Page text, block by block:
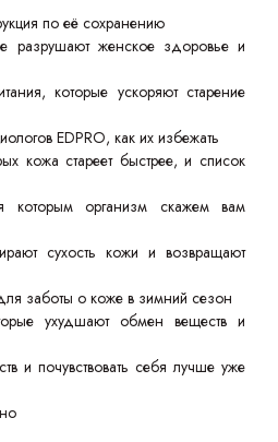
по её сохранению
разрушают женское здоровье и
которые ускоряют старение
EDPRO, как их избежать
кожа стареет быстрее, и список
которым организм скажем вам
сухость кожи и возвращают
заботы о коже в зимний сезон
ухудшают обмен веществ и
и почувствовать себя лучше уже